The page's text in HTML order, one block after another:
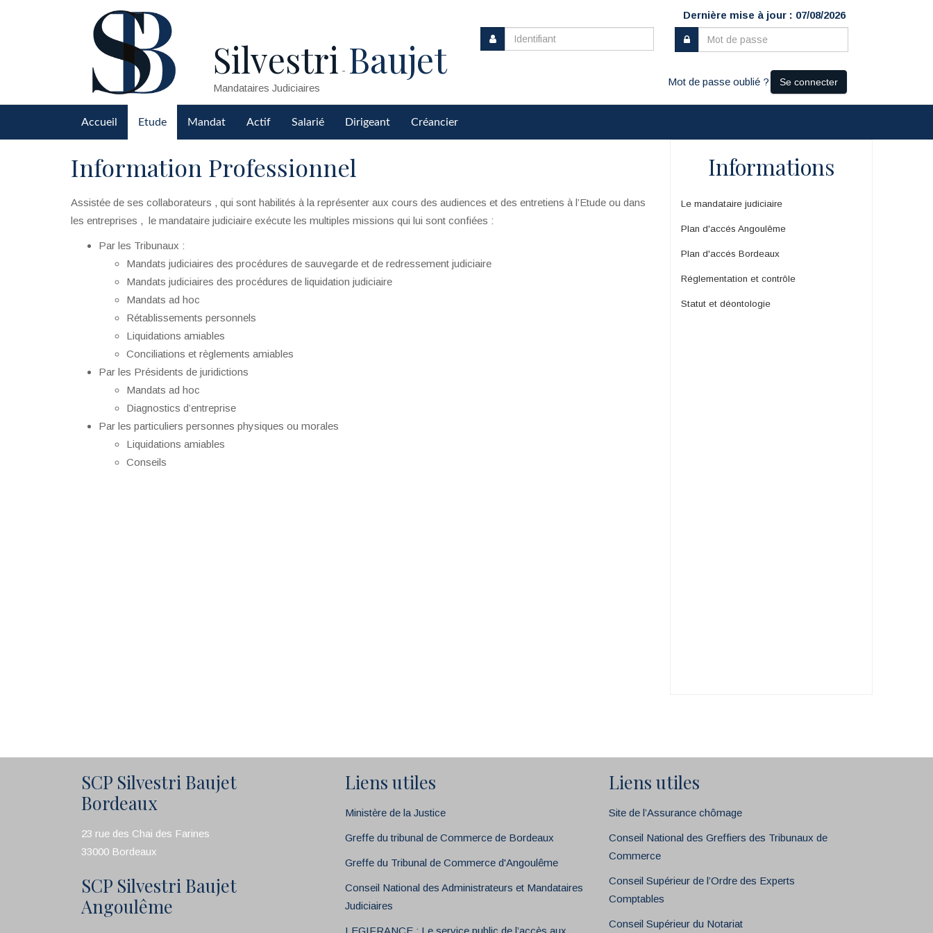
Silvestri - Baujet
Mandataires Judiciaires
Dernière mise à jour : 07/08/2026
Mot de passe oublié ? Se connecter
Accueil Etude Mandat Actif Salarié Dirigeant Créancier
Information Professionnel
Assistée de ses collaborateurs , qui sont habilités à la représenter aux cours des audiences et des entretiens à l’Etude ou dans
les entreprises , le mandataire judiciaire exécute les multiples missions qui lui sont confiées :
Par les Tribunaux :
Mandats judiciaires des procédures de sauvegarde et de redressement judiciaire
Mandats judiciaires des procédures de liquidation judiciaire
Mandats ad hoc
Rétablissements personnels
Liquidations amiables
Conciliations et règlements amiables
Par les Présidents de juridictions
Mandats ad hoc
Diagnostics d’entreprise
Par les particuliers personnes physiques ou morales
Liquidations amiables
Conseils
Informations
Le mandataire judiciaire
Plan d'accés Angoulême
Plan d'accés Bordeaux
Réglementation et contrôle
Statut et déontologie
SCP Silvestri Baujet
Bordeaux
23 rue des Chai des Farines
33000 Bordeaux
SCP Silvestri Baujet
Angoulême
Liens utiles
Ministère de la Justice
Greffe du tribunal de Commerce de Bordeaux
Greffe du Tribunal de Commerce d'Angoulême
Conseil National des Administrateurs et Mandataires
Judiciaires
LEGIFRANCE : Le service public de l’accès aux
Liens utiles
Site de l’Assurance chômage
Conseil National des Greffiers des Tribunaux de
Commerce
Conseil Supérieur de l’Ordre des Experts
Comptables
Conseil Supérieur du Notariat